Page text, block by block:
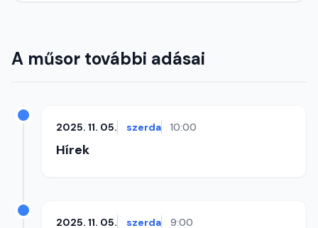
A műsor további adásai
2025. 11. 05. szerda 10:00
Hírek
2025. 11. 05. szerda 9:00